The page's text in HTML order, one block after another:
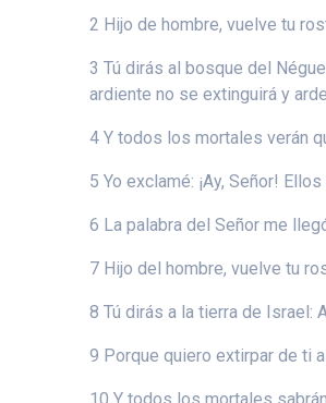
2 Hijo de hombre, vuelve tu
3 Tú dirás al bosque del
ardiente no se extinguirá y
4 Y todos los mortales verán
5 Yo exclamé: ¡Ay, Señor!
6 La palabra del Señor me
7 Hijo del hombre, vuelve tu
8 Tú dirás a la tierra de Israel:
9 Porque quiero extirpar de ti